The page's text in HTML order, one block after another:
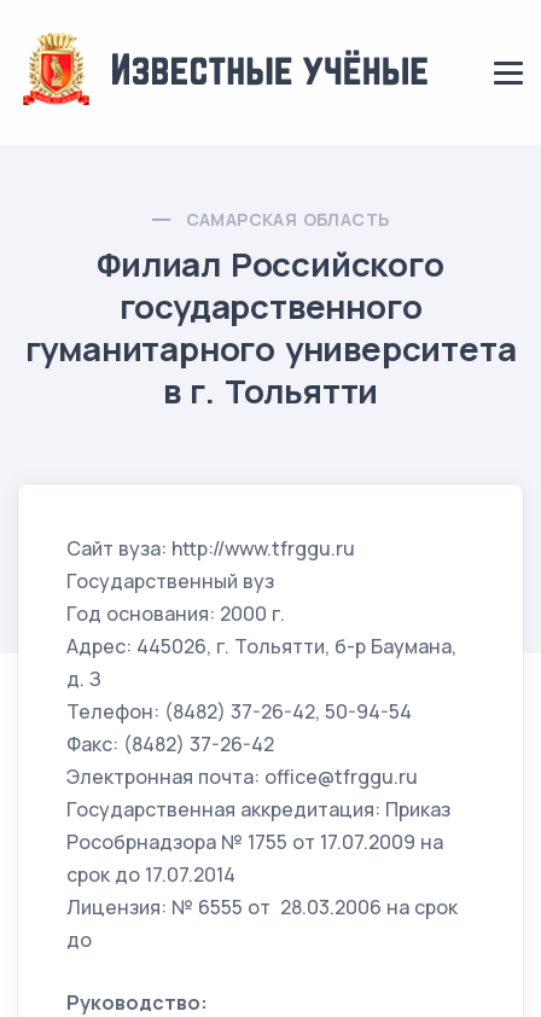
САМАРСКАЯ ОБЛАСТЬ
Филиал Российского
государственного
гуманитарного университета
в г. Тольятти
Сайт вуза: http://www.tfrggu.ru
Государственный вуз
Год основания: 2000 г.
Адрес: 445026, г. Тольятти, б-р Баумана,
д. З
Телефон: (8482) 37-26-42, 50-94-54
Факс: (8482) 37-26-42
Электронная почта: office@tfrggu.ru
Государственная аккредитация: Приказ
Рособрнадзора № 1755 от 17.07.2009 на
срок до 17.07.2014
Лицензия: № 6555 от 28.03.2006 на срок
до
Руководство: